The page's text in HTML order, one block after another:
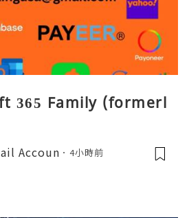
365 Family (formerl
Accoun 4小時前